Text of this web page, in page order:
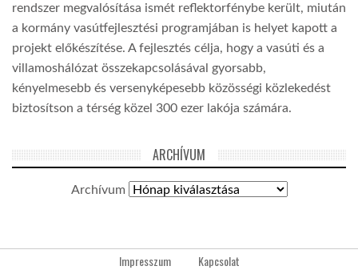
rendszer megvalósítása ismét reflektorfénybe került, miután
a kormány vasútfejlesztési programjában is helyet kapott a
projekt előkészítése. A fejlesztés célja, hogy a vasúti és a
villamoshálózat összekapcsolásával gyorsabb,
kényelmesebb és versenyképesebb közösségi közlekedést
biztosítson a térség közel 300 ezer lakója számára.
ARCHÍVUM
Archívum
Impresszum Kapcsolat